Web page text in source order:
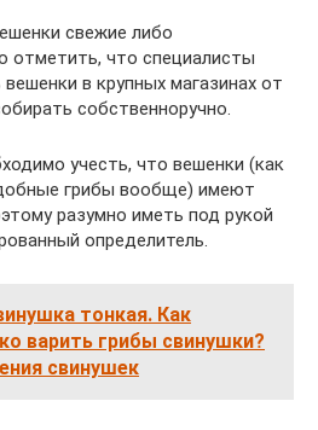
свежие либо
отметить, что специалисты
в крупных магазинах от
собственноручно.
учесть, что вешенки (как
грибы вообще) имеют
разумно иметь под рукой
определитель.
тонкая. Как
варить грибы свинушки?
свинушек